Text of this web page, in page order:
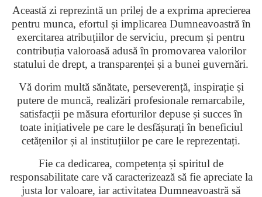
Această zi reprezintă un prilej de a exprima aprecierea
pentru munca, efortul și implicarea Dumneavoastră în
exercitarea atribuțiilor de serviciu, precum și pentru
contribuția valoroasă adusă în promovarea valorilor
statului de drept, a transparenței și a bunei guvernări.
Vă dorim multă sănătate, perseverență, inspirație și
putere de muncă, realizări profesionale remarcabile,
satisfacții pe măsura eforturilor depuse și succes în
toate inițiativele pe care le desfășurați în beneficiul
cetățenilor și al instituțiilor pe care le reprezentați.
Fie ca dedicarea, competența și spiritul de
responsabilitate care vă caracterizează să fie apreciate la
justa lor valoare, iar activitatea Dumneavoastră să